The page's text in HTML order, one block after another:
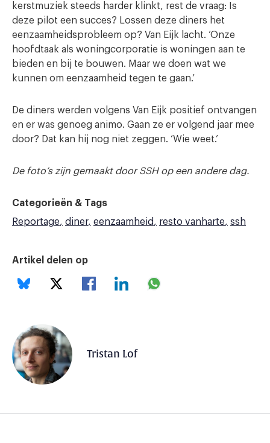
kerstmuziek steeds harder klinkt, rest de vraag: Is
deze pilot een succes? Lossen deze diners het
eenzaamheidsprobleem op? Van Eijk lacht. ‘Onze
hoofdtaak als woningcorporatie is woningen aan te
bieden en bij te bouwen. Maar we doen wat we
kunnen om eenzaamheid tegen te gaan.’
De diners werden volgens Van Eijk positief ontvangen
en er was genoeg animo. Gaan ze er volgend jaar mee
door? Dat kan hij nog niet zeggen. ‘Wie weet.’
De foto’s zijn gemaakt door SSH op een andere dag.
Categorieën & Tags
Reportage
diner eenzaamheid resto vanharte ssh
Artikel delen op
Tristan Lof